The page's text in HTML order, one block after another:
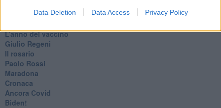
Data Deletion Data Access Privacy Policy
Coincidenze e crisi
​L’anno del vaccino
Giulio Regeni
​Il rosario
Paolo Rossi
Maradona
Cronaca
​Ancora Covid
​Biden!